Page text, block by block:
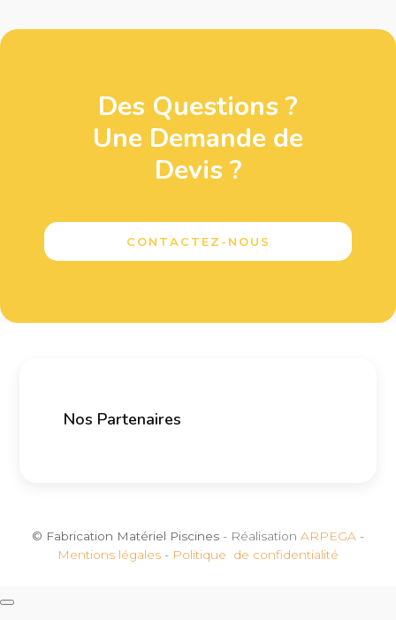
Des Questions ?
Une Demande de
Devis ?
CONTACTEZ-NOUS
Nos Partenaires
© Fabrication Matériel Piscines - Réalisation ARPEGA -
Mentions légales - Politique de confidentialité